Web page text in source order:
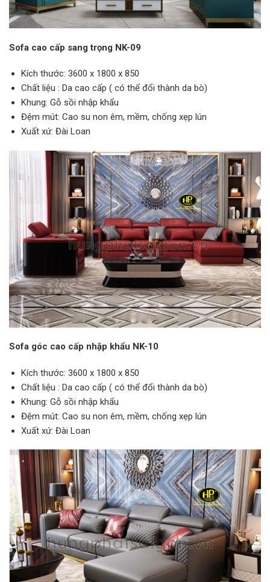
Sofa cao cấp sang trọng NK-09
Kích thước: 3600 x 1800 x 850
Chất liệu : Da cao cấp ( có thể đổi thành da bò)
Khung: Gỗ sồi nhập khẩu
Đệm mút: Cao su non êm, mềm, chống xẹp lún
Xuất xứ: Đài Loan
Sofa góc cao cấp nhập khẩu NK-10
Kích thước: 3600 x 1800 x 850
Chất liệu : Da cao cấp ( có thể đổi thành da bò)
Khung: Gỗ sồi nhập khẩu
Đệm mút: Cao su non êm, mềm, chống xẹp lún
Xuất xứ: Đài Loan